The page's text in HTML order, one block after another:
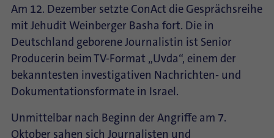
Am 12. Dezember setzte ConAct die Gesprächsreihe
mit Jehudit Weinberger Basha fort. Die in
Deutschland geborene Journalistin ist Senior
Producerin beim TV-Format „Uvda“, einem der
bekanntesten investigativen Nachrichten- und
Dokumentationsformate in Israel.
Unmittelbar nach Beginn der Angriffe am 7.
Oktober sahen sich Journalisten und